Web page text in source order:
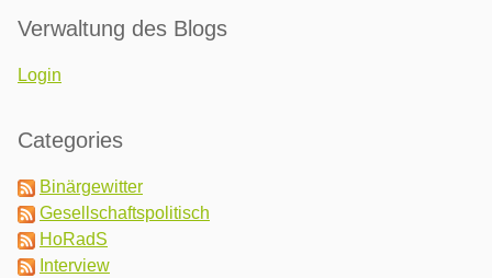
Verwaltung des Blogs
Login
Categories
Binärgewitter
Gesellschaftspolitisch
HoRadS
Interview